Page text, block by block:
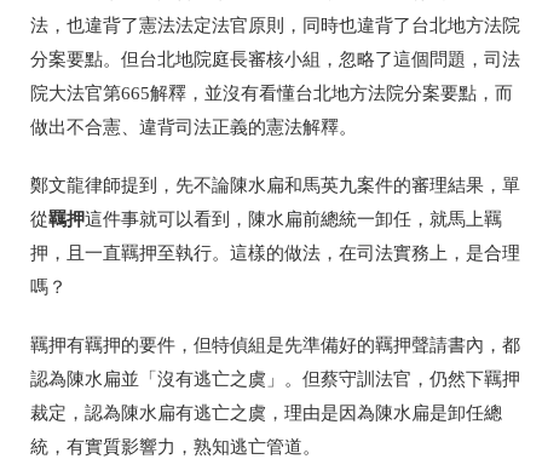
法，也違背了憲法法定法官原則，同時也違背了台北地方法院
分案要點。但台北地院庭長審核小組，忽略了這個問題，司法
院大法官第665解釋，並沒有看懂台北地方法院分案要點，而
做出不合憲、違背司法正義的憲法解釋。
鄭文龍律師提到，先不論陳水扁和馬英九案件的審理結果，單
從羈押這件事就可以看到，陳水扁前總統一卸任，就馬上羈
押，且一直羈押至執行。這樣的做法，在司法實務上，是合理
嗎？
羈押有羈押的要件，但特偵組是先準備好的羈押聲請書內，都
認為陳水扁並「沒有逃亡之虞」。但蔡守訓法官，仍然下羈押
裁定，認為陳水扁有逃亡之虞，理由是因為陳水扁是卸任總
統，有實質影響力，熟知逃亡管道。